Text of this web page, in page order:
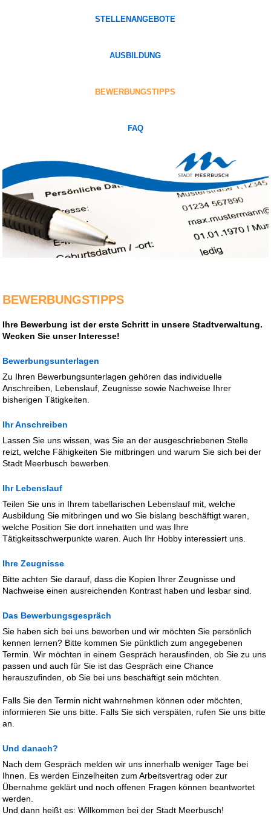
STELLENANGEBOTE
AUSBILDUNG
BEWERBUNGSTIPPS
FAQ
BEWERBUNGSTIPPS
Ihre Bewerbung ist der erste Schritt in unsere Stadtverwaltung.
Wecken Sie unser Interesse!
Bewerbungsunterlagen
Zu Ihren Bewerbungsunterlagen gehören das individuelle
Anschreiben, Lebenslauf, Zeugnisse sowie Nachweise Ihrer
bisherigen Tätigkeiten.
Ihr Anschreiben
Lassen Sie uns wissen, was Sie an der ausgeschriebenen Stelle
reizt, welche Fähigkeiten Sie mitbringen und warum Sie sich bei der
Stadt Meerbusch bewerben.
Ihr Lebenslauf
Teilen Sie uns in Ihrem tabellarischen Lebenslauf mit, welche
Ausbildung Sie mitbringen und wo Sie bislang beschäftigt waren,
welche Position Sie dort innehatten und was Ihre
Tätigkeitsschwerpunkte waren. Auch Ihr Hobby interessiert uns.
Ihre Zeugnisse
Bitte achten Sie darauf, dass die Kopien Ihrer Zeugnisse und
Nachweise einen ausreichenden Kontrast haben und lesbar sind.
Das Bewerbungsgespräch
Sie haben sich bei uns beworben und wir möchten Sie persönlich
kennen lernen? Bitte kommen Sie pünktlich zum angegebenen
Termin. Wir möchten in einem Gespräch herausfinden, ob Sie zu uns
passen und auch für Sie ist das Gespräch eine Chance
herauszufinden, ob Sie bei uns beschäftigt sein möchten.
Falls Sie den Termin nicht wahrnehmen können oder möchten,
informieren Sie uns bitte. Falls Sie sich verspäten, rufen Sie uns bitte
an.
Und danach?
Nach dem Gespräch melden wir uns innerhalb weniger Tage bei
Ihnen. Es werden Einzelheiten zum Arbeitsvertrag oder zur
Übernahme geklärt und noch offenen Fragen können beantwortet
werden.
Und dann heißt es: Willkommen bei der Stadt Meerbusch!